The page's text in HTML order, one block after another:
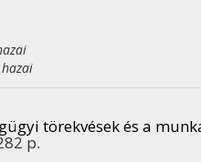
törekvések és a
p.